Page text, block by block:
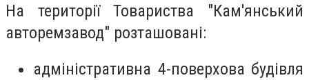
На території Товариства "Кам'янський
авторемзавод" розташовані:
адміністративна 4-поверхова будівля